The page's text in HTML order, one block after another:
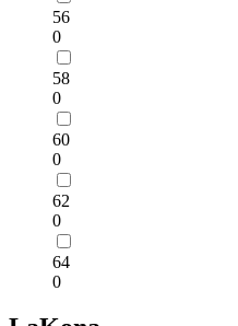
56
0
58
0
60
0
62
0
64
0